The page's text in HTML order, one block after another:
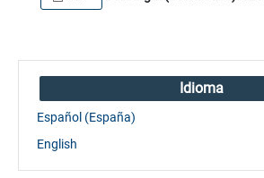
Idioma
Español (España)
English